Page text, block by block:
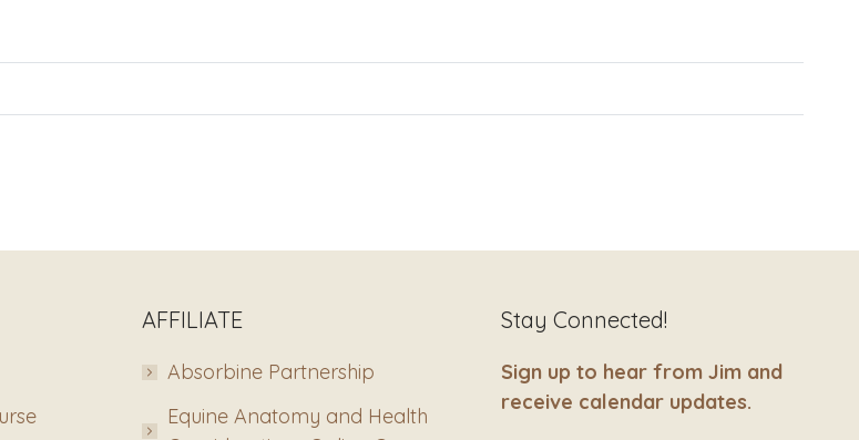
AFFILIATE
Absorbine Partnership
Equine Anatomy and Health
Stay Connected!
Sign up to hear from Jim and
receive calendar updates.